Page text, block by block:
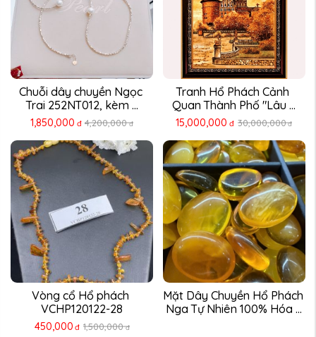
Chuỗi dây chuyền Ngọc
Trai 252NT012, kèm ...
1,850,000 đ 4,200,000 đ
Tranh Hổ Phách Cảnh
Quan Thành Phố "Lâu ...
15,000,000 đ 30,000,000 đ
Vòng cổ Hổ phách
VCHP120122-28
450,000 đ 1,500,000 đ
Mặt Dây Chuyền Hổ Phách
Nga Tự Nhiên 100% Hóa ...